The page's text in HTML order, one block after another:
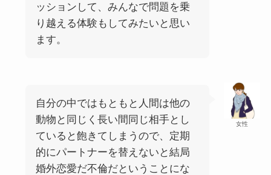
ッションして、みんなで問題を乗
り越える体験もしてみたいと思い
ます。
女性
自分の中ではもともと人間は他の
動物と同じく長い間同じ相手とし
ていると飽きてしまうので、定期
的にパートナーを替えないと結局
婚外恋愛だ不倫だということにな